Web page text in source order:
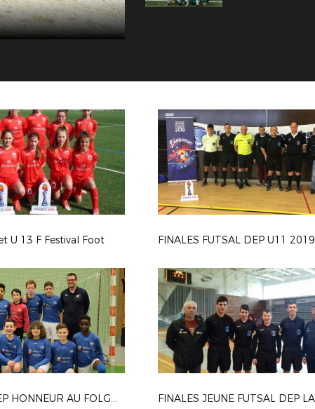
U 13 F Festival Foot
FINALE U13 DEP HONNEUR AU FOLGOET 02/2019